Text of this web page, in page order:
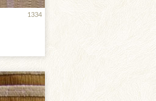
1334